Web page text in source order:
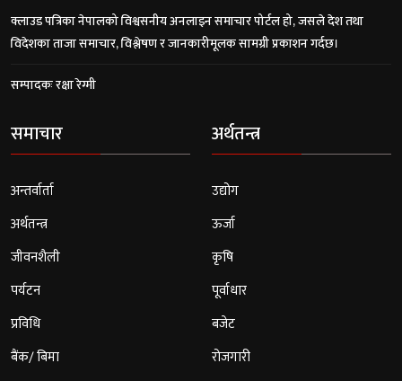
क्लाउड पत्रिका नेपालको विश्वसनीय अनलाइन समाचार पोर्टल हो, जसले देश तथा
विदेशका ताजा समाचार, विश्लेषण र जानकारीमूलक सामग्री प्रकाशन गर्दछ।
सम्पादकः रक्षा रेग्मी
समाचार
अन्तर्वार्ता
अर्थतन्त्र
जीवनशैली
पर्यटन
प्रविधि
बैंक/ बिमा
अर्थतन्त्र
उद्योग
ऊर्जा
कृषि
पूर्वाधार
बजेट
रोजगारी